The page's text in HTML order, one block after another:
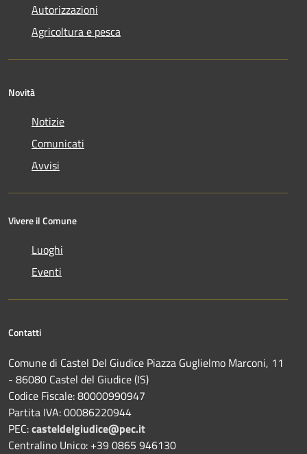
Autorizzazioni
Agricoltura e pesca
Novità
Notizie
Comunicati
Avvisi
Vivere il Comune
Luoghi
Eventi
Contatti
Comune di Castel Del Giudice Piazza Guglielmo Marconi, 11
- 86080 Castel del Giudice (IS)
Codice Fiscale: 80000990947
Partita IVA: 00086220944
PEC:casteldelgiudice@pec.it
Centralino Unico: +39 0865 946130